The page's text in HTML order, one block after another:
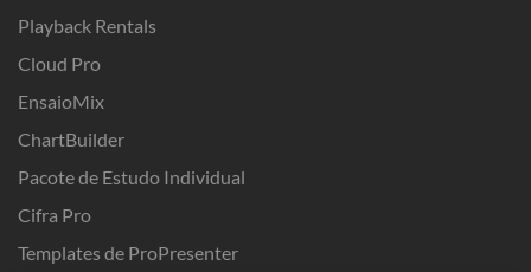
Playback Rentals
Cloud Pro
EnsaioMix
ChartBuilder
Pacote de Estudo Individual
Cifra Pro
Templates de ProPresenter